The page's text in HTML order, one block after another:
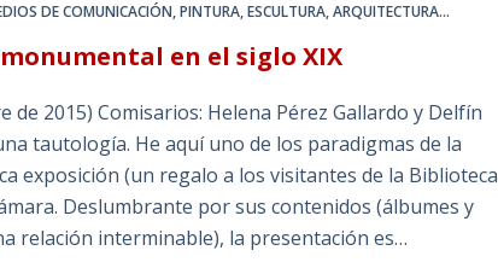
DE COMUNICACIÓN,PINTURA, ESCULTURA, ARQUITECTURA...
en el siglo XIX
2015) Comisarios: Helena Pérez Gallardo y Delfín
tautología. He aquí uno de los paradigmas de la
exposición (un regalo a los visitantes de la Biblioteca
Deslumbrante por sus contenidos (álbumes y
relación interminable), la presentación es…